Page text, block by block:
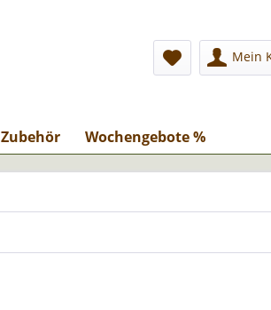
Mein
Zubehör Wochengebote %